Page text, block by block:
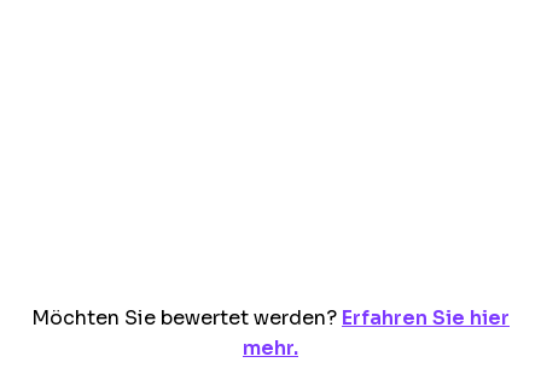
Möchten Sie bewertet werden? Erfahren Sie hier
mehr.